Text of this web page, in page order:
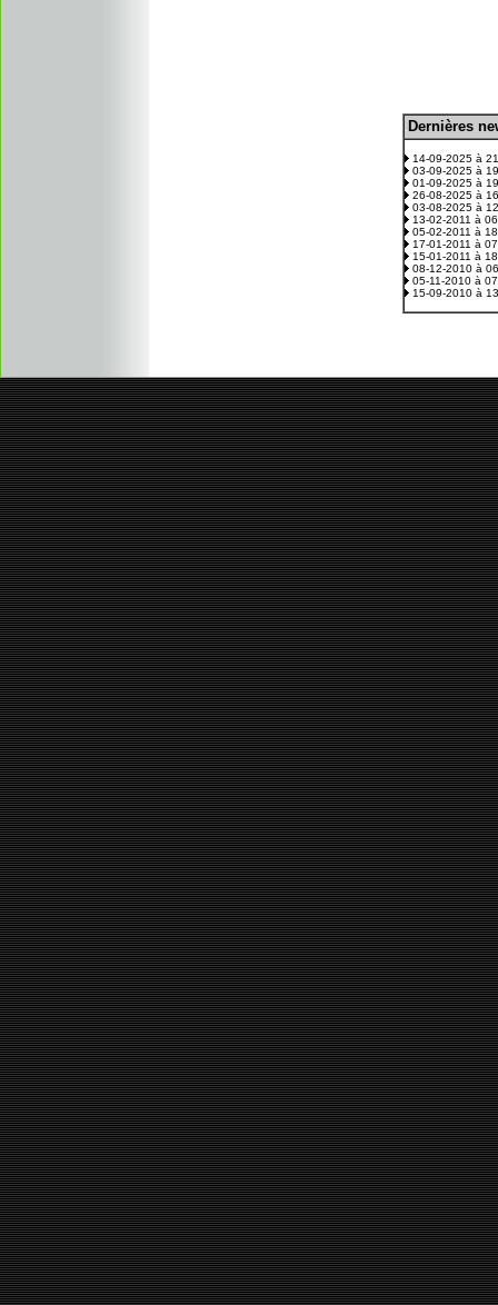
Dernières
14-09-2025 à
03-09-2025 à
01-09-2025 à
26-08-2025 à
03-08-2025 à
13-02-2011 à
05-02-2011 à
17-01-2011 à
15-01-2011 à
08-12-2010 à
05-11-2010 à
15-09-2010 à